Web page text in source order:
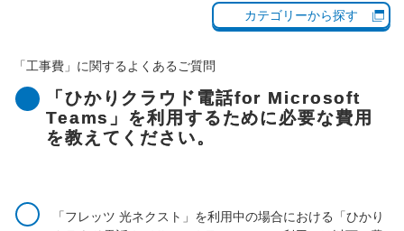
カテゴリーから探す
「工事費 」に関するよくあるご質問
「ひかりクラウド電話for Microsoft
Teams」を利用するために必要な費用
を教えてください。
「フレッツ 光ネクスト」を利用中の場合における「ひかり